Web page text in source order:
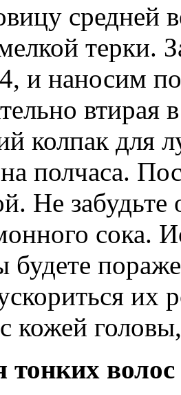
средней
терки.
и наносим
втирая
колпак для
полчаса.
Не
сока.
будете
их
кожей
волос